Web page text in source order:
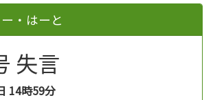
・はーと
失言
14時59分